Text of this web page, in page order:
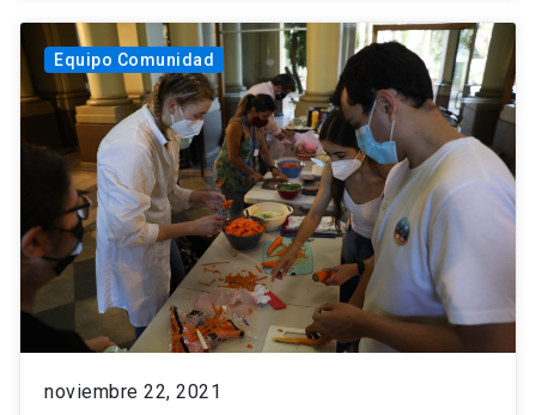
Equipo Comunidad
noviembre 22, 2021